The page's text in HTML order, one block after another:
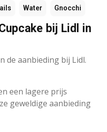
Water Gnocchi
bij Lidl in
de aanbieding bij Lidl.
een lagere prijs
geweldige aanbieding